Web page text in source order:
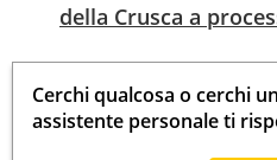
della Crusca a
Cerchi qualcosa o cerchi
assistente personale ti